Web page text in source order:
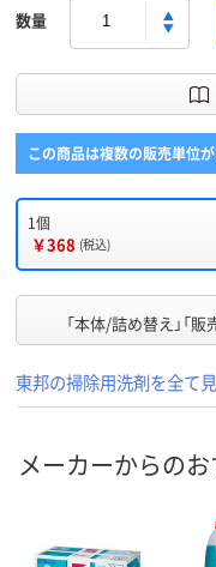
数量
この商品は複数の販売単位
1個
￥368 (税込)
「本体/詰め替え」「
東邦の掃除用洗剤を全て
メーカーからの